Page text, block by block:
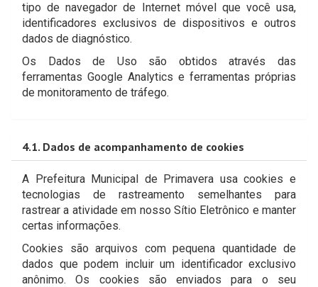
tipo de navegador de Internet móvel que você usa,
identificadores exclusivos de dispositivos e outros
dados de diagnóstico.
Os Dados de Uso são obtidos através das
ferramentas Google Analytics e ferramentas próprias
de monitoramento de tráfego.
4.1. Dados de acompanhamento de cookies
A Prefeitura Municipal de Primavera usa cookies e
tecnologias de rastreamento semelhantes para
rastrear a atividade em nosso Sítio Eletrônico e manter
certas informações.
Cookies são arquivos com pequena quantidade de
dados que podem incluir um identificador exclusivo
anônimo. Os cookies são enviados para o seu